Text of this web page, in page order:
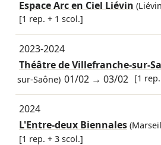
Espace Arc en Ciel Liévin
[1 rep. + 1 scol.]
2023-2024
Théâtre de Villefranche-sur-
sur-Saône) 01/02 →03/02 [1
2024
L'Entre-deux Biennales
[1 rep. + 3 scol.]